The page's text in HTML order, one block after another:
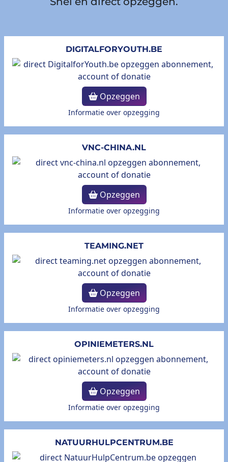
DIGITALFORYOUTH.BE
Opzeggen
Informatie over opzegging
VNC-CHINA.NL
Opzeggen
Informatie over opzegging
TEAMING.NET
Opzeggen
Informatie over opzegging
OPINIEMETERS.NL
Opzeggen
Informatie over opzegging
NATUURHULPCENTRUM.BE